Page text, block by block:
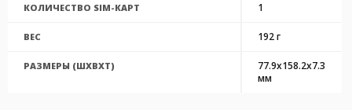
КОЛИЧЕСТВО SIM-КАРТ 1
ВЕС 192 г
РАЗМЕРЫ (ШXВXТ)
77.9x158.2x7.3
мм